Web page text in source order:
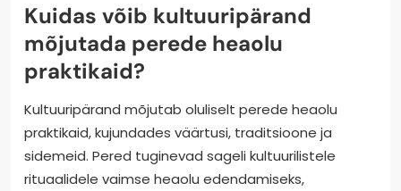
Kuidas võib kultuuripärand
mõjutada perede heaolu
praktikaid?
Kultuuripärand mõjutab oluliselt perede heaolu
praktikaid, kujundades väärtusi, traditsioone ja
sidemeid. Pered tuginevad sageli kultuurilistele
rituaalidele vaimse heaolu edendamiseks,